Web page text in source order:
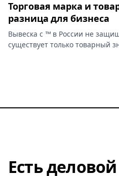
Торговая марка и
разница для бизнеса
Вывеска с ™ в России не
существует только товарный
Есть